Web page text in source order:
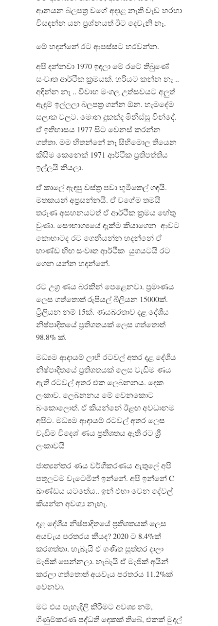
ආනයන බලපත්‍ර වගේ අදාළ නැති වැඩ හරහා
විසඳන්න යන ප්‍රශ්නයත් ඊට දෙවැනි නෑ.
මේ හදන්නේ රට ආපස්සට හරවන්න.
අපි දන්නවා 1970 ඉඳලා මේ රටේ තිබුණේ
සංවෘත ආර්ථික ක්‍රමයක්. හරියට කන්න නෑ ..
අඳින්න නෑ .. විවාහ මංගල උත්සවයට අලුත්
ඇඳුම් ඉල්ලලා බලපත්‍ර ගන්න ඕන. හැමදේම
සලාක වලට. මොන දුකක්ද මිනිස්සු වින්දේ.
ඒ ඉතිහාසය 1977 සිට වෙනස් කරන්න
ගත්තා. මම හිතන්නේ නෑ සිහිමොල තියෙන
කිසිම කෙනෙක් 1971 ආර්ථික ප්‍රතිපත්තිය
ඉල්ලයි කියලා.
ඒ කාලේ ඇඳපු වස්ත්‍ර පවා භූමිතෙල් ගඳයි.
මතකයන් අප්‍රසන්නයි. ඒ වගේම තමයි
තරුණ අසහනයටත් ඒ ආර්ථික ක්‍රමය හේතු
වුණා. සෞභාග්‍යයේ දැක්ම කියාගෙන ආවට
කොහාටද රට ගෙනියන්න හදන්නේ ඒ
භාණ්ඩ හිඟ සංවෘත ආර්ථික යුගයටයි රට
ගෙන යන්න හදන්නේ.
රට උග්‍ර ණය බරකින් පෙළෙනවා. ප්‍රමාණය
ලෙස ගත්තොත් රුපියල් බිලියන 15000ක්.
ට්‍රිලියන නම් 15ක්. ණයබරතාව දළ දේශීය
නිෂ්පාදිතයේ ප්‍රතිශතයක් ලෙස ගත්තොත්
98.8% ක්.
මධ්‍යම ආදායම් ලාභී රටවල් අතර දළ දේශීය
නිෂ්පාදිතයේ ප්‍රතිශතයක් ලෙස වැඩිම ණය
ඇති රටවල් අතර එක ලෙබනනය. දෙක
ලංකාව. ලෙබනනය මේ වෙනකොට
බංකොලොත්. ඒ කියන්නේ ඊළඟ අවධානම
අපිට. මධ්‍යම ආදායම් රටවල් අතර ලෙස
වැඩිම විදෙශ් ණය ප්‍රතිශතය ඇති රට ශ්‍රී
ලංකාවයි
ජාත්‍යන්තර ණය වර්ගීකරණය ඇතුලේ අපි
පතුලටම වැටෙමින් ඉන්නේ. අපි ඉන්නේ C
ඛාණ්ඩය යටතේය.. ඉන් එහා වෙන දේවල්
කියන්න අවශ්‍ය නැහැ.
දළ​ දේශීය නිෂ්පාදිතයේ ප්‍රතිශතයක් ලෙස
අයවැය පරතරය කීයද? 2020 ට 8.4%ක්
කරගත්තා. හැබැයි ඒ ගණිත සූත්තර දාලා
මැජික් පෙන්නලා. හැබැයි ඒ මැජික් අයින්
කරලා ගත්තොත් අයවැය පරතරය 11.2%ක්
වෙනවා.
මට එය පැහැදිලි කිරීමට අවශ්‍ය නම්,
ගිණුම්කරණ පද්ධති දෙකක් තිබේ, එකක් මුදල්